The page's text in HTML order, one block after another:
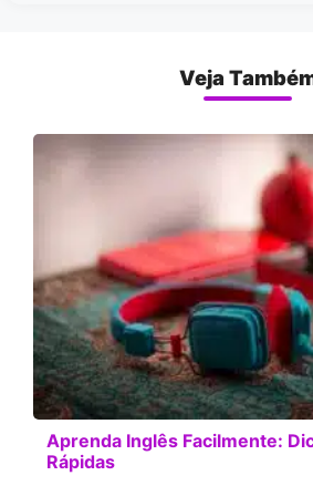
Veja
Aprenda Inglês Facilmente:
Rápidas